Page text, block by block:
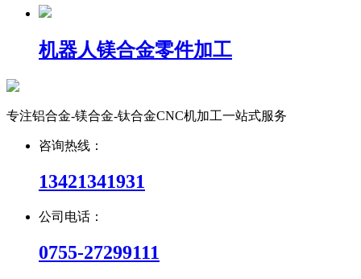
机器人镁合金零件加工
专注铝合金-镁合金-钛合金CNC机加工一站式服务
咨询热线：
13421341931
公司电话：
0755-27299111